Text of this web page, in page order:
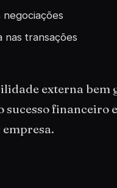
negociações
nas transações
externa bem
sucesso financeiro